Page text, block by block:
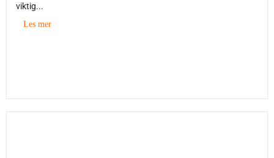
viktig...
Les mer